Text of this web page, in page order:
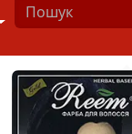
життя